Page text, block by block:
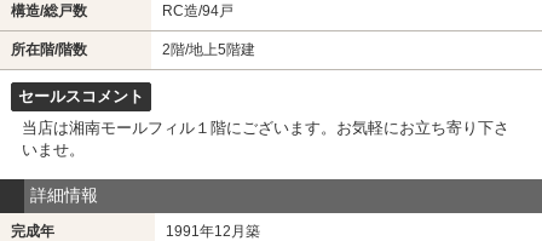
構造/総戸数 RC造/94戸
所在階/階数 2階/地上5階建
セールスコメント
当店は湘南モールフィル１階にございます。お気軽にお立ち寄り下さ
いませ。
詳細情報
完成年 1991年12月築